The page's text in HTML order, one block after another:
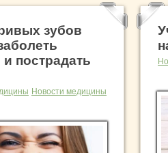
зубов
пострадать
Новости медицины